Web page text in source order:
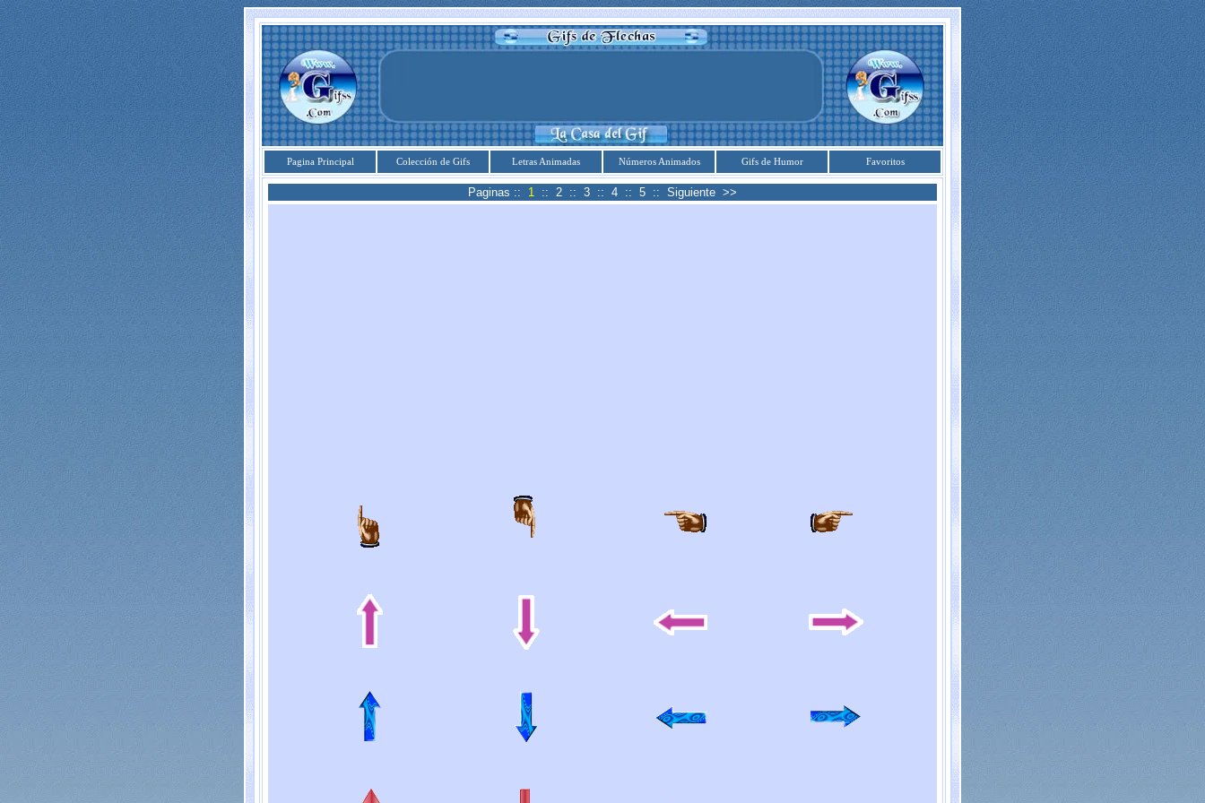
Pagina Principal Colección de Gifs Letras Animadas Números Animados Gifs de Humor Favoritos
Paginas :: 1 :: 2 :: 3 :: 4 :: 5 :: Siguiente >>